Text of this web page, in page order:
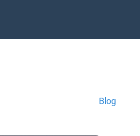
Blog